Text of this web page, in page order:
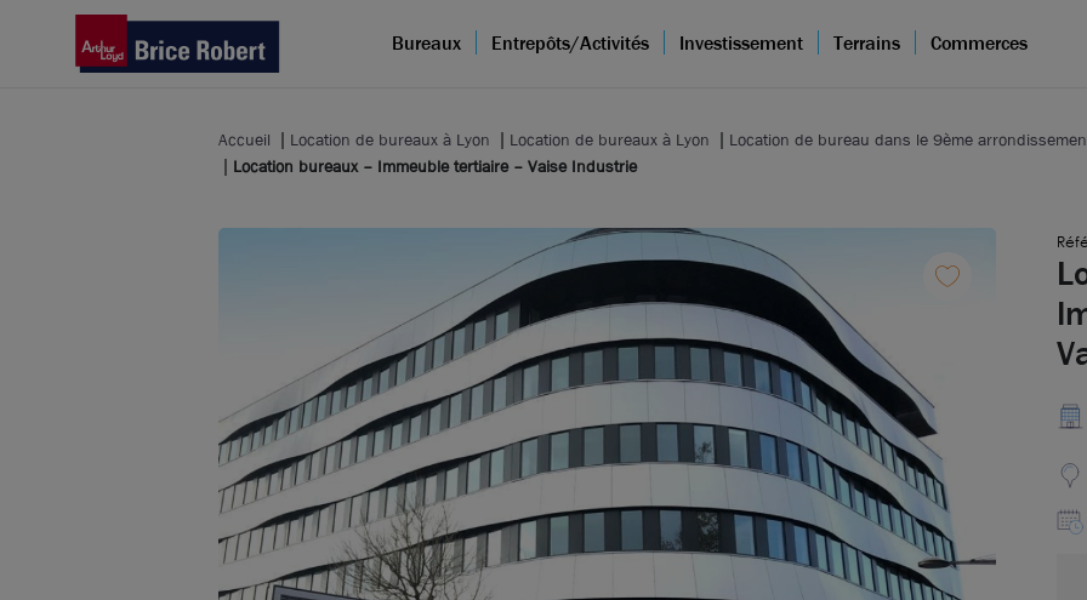
Bureaux Entrepôts/Activités Investissement Terrains Commerces
Accueil Location de bureaux à Lyon Location de bureaux à Lyon
Location de bureau dans le 9ème
Location bureaux – Immeuble tertiaire – Vaise Industrie